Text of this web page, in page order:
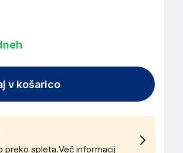
v košarico
preko spleta.Več informacij